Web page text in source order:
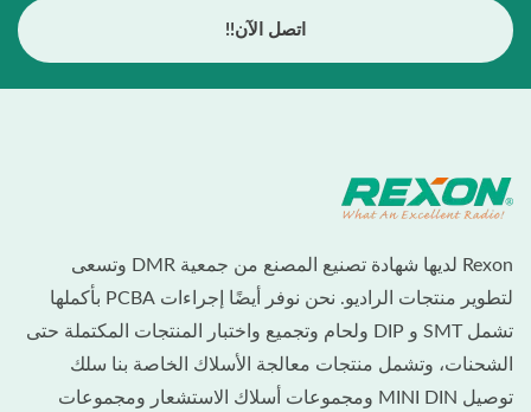
اتصل الآن!!
Rexon لديها شهادة تصنيع المصنع من جمعية DMR وتسعى
لتطوير منتجات الراديو. نحن نوفر أيضًا إجراءات PCBA بأكملها
تشمل SMT و DIP ولحام وتجميع واختبار المنتجات المكتملة حتى
الشحنات، وتشمل منتجات معالجة الأسلاك الخاصة بنا سلك
توصيل MINI DIN ومجموعات أسلاك الاستشعار ومجموعات